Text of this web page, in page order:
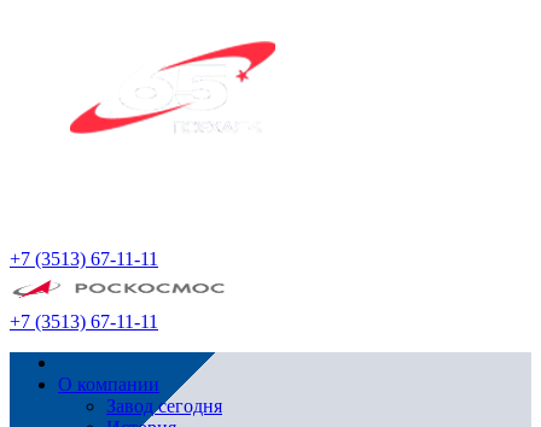
+7 (3513) 67-11-11
+7 (3513) 67-11-11
О компании
Завод сегодня